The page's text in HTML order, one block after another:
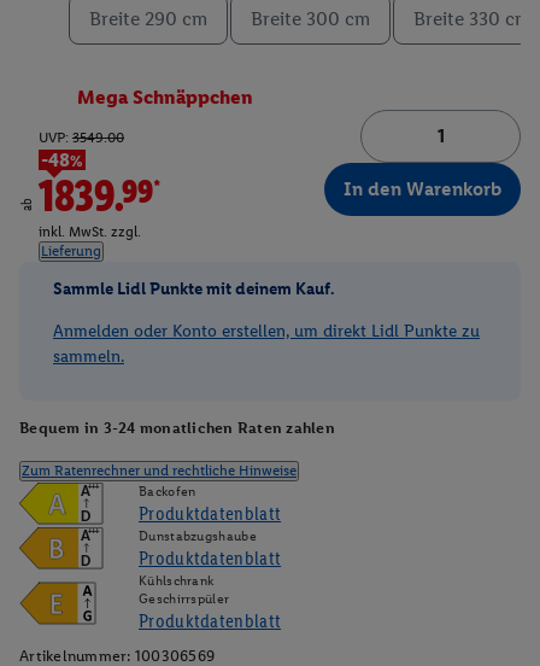
Breite 290 cm Breite 300 cm Breite 330 cm
Mega Schnäppchen
ab
UVP: 3549.00
-48%
1839.99*
inkl. MwSt. zzgl.
Lieferung
In den Warenkorb
Sammle Lidl Punkte mit deinem Kauf.
Anmelden oder Konto erstellen, um direkt Lidl Punkte zu
sammeln.
Bequem in 3-24 monatlichen Raten zahlen
Zum Ratenrechner und rechtliche Hinweise
D
A+++ Backofen
Produktdatenblatt
D
A+++ Dunstabzugshaube
Produktdatenblatt
Kühlschrank
Geschirrspüler
Produktdatenblatt
Artikelnummer: 100306569